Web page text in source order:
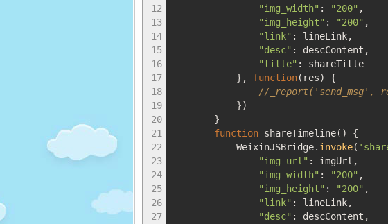
12
13
14
15
16
17
18
19
20
21
22
23
24
25
26
27
"img_width" : "200" ,
"img_height" : "200" ,
"link" : lineLink,
"desc" : descContent ,
"title" :
shareTitle
} , function( res)
{
//_report('send_msg',
})
}
function shareTimeline( )
{
WeixinJSBridge. invoke(
"img_url" : imgUrl ,
"img_width" : "200" ,
"img_height" : "200" ,
"link" : lineLink,
"desc" : descContent ,